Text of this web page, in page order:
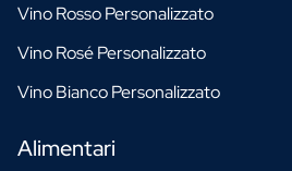
Vino Rosso Personalizzato
Vino Rosé Personalizzato
Vino Bianco Personalizzato
Alimentari